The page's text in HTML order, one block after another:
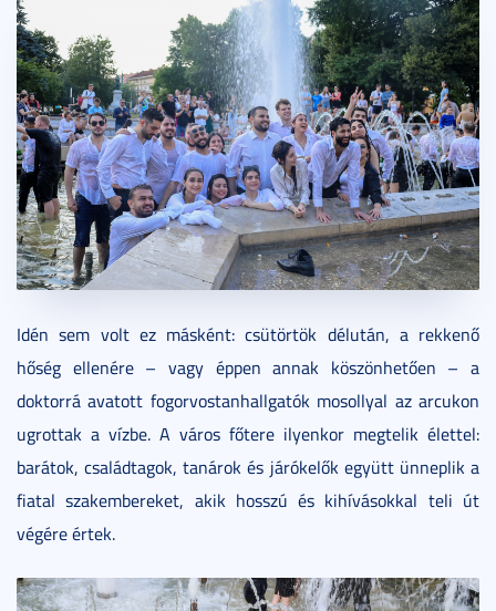
Idén sem volt ez másként: csütörtök délután, a rekkenő
hőség ellenére – vagy éppen annak köszönhetően – a
doktorrá avatott fogorvostanhallgatók mosollyal az arcukon
ugrottak a vízbe. A város főtere ilyenkor megtelik élettel:
barátok, családtagok, tanárok és járókelők együtt ünneplik a
fiatal szakembereket, akik hosszú és kihívásokkal teli út
végére értek.